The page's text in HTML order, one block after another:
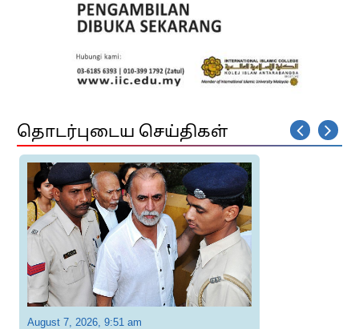
தொடர்புடைய செய்திகள்
August 7, 2026, 9:51 am